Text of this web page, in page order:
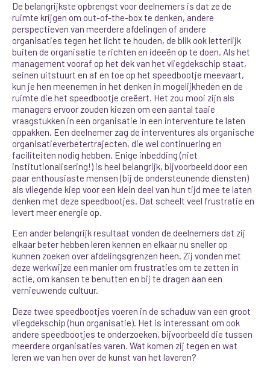
De belangrijkste opbrengst voor deelnemers is dat ze de
ruimte krijgen om out-of-the-box te denken, andere
perspectieven van meerdere afdelingen of andere
organisaties tegen het licht te houden, de blik ook letterlijk
buiten de organisatie te richten en ideeën op te doen. Als het
management vooraf op het dek van het vliegdekschip staat,
seinen uitstuurt en af en toe op het speedbootje meevaart,
kun je hen meenemen in het denken in mogelijkheden en de
ruimte die het speedbootje creëert. Het zou mooi zijn als
managers ervoor zouden kiezen om een aantal taaie
vraagstukken in een organisatie in een interventure te laten
oppakken. Een deelnemer zag de interventures als organische
organisatieverbetertrajecten, die wel continuering en
faciliteiten nodig hebben. Enige inbedding (niet
institutionalisering!) is heel belangrijk, bijvoorbeeld door een
paar enthousiaste mensen (bij de ondersteunende diensten)
als vliegende kiep voor een klein deel van hun tijd mee te laten
denken met deze speedbootjes. Dat scheelt veel frustratie en
levert meer energie op.
Een ander belangrijk resultaat vonden de deelnemers dat zij
elkaar beter hebben leren kennen en elkaar nu sneller op
kunnen zoeken over afdelingsgrenzen heen. Zij vonden met
deze werkwijze een manier om frustraties om te zetten in
actie, om kansen te benutten en bij te dragen aan een
vernieuwende cultuur.
Deze twee speedbootjes voeren in de schaduw van een groot
vliegdekschip (hun organisatie). Het is interessant om ook
andere speedbootjes te onderzoeken, bijvoorbeeld die tussen
meerdere organisaties varen. Wat komen zij tegen en wat
leren we van hen over de kunst van het laveren?